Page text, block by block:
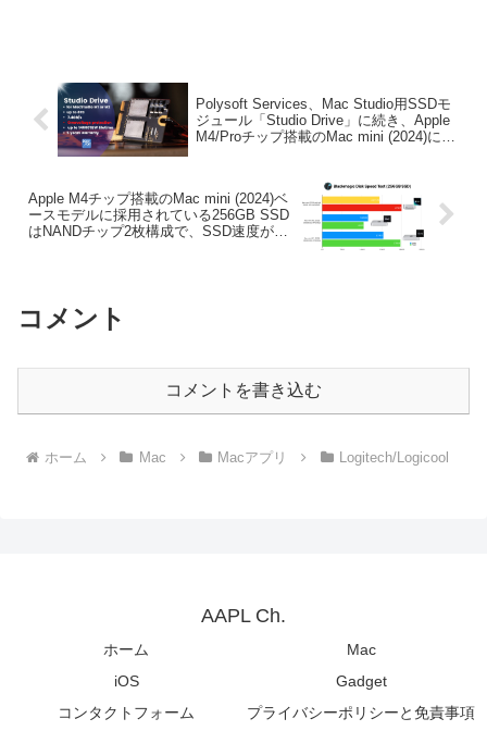
Polysoft Services、Mac Studio用SSDモ
ジュール「Studio Drive」に続き、Apple
M4/Proチップ搭載のMac mini (2024)に対
Apple M4チップ搭載のMac mini (2024)ベ
ースモデルに採用されている256GB SSD
はNANDチップ2枚構成で、SSD速度が
コメント
コメントを書き込む
ホーム Mac Macアプリ Logitech/Logicool
AAPL Ch.
ホーム
Mac
iOS
Gadget
コンタクトフォーム
プライバシーポリシーと免責事項